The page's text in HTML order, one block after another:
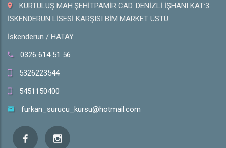
Hakkında
Galeri
İletişim
KURTULUŞ MAH.ŞEHİTPAMİR CAD. DENİZLİ İŞHANI KAT:3
İSKENDERUN LİSESİ KARŞISI BİM MARKET ÜSTÜ
İskenderun / HATAY
0326 614 51 56
5326223544
5451150400
furkan_surucu_kursu@hotmail.com